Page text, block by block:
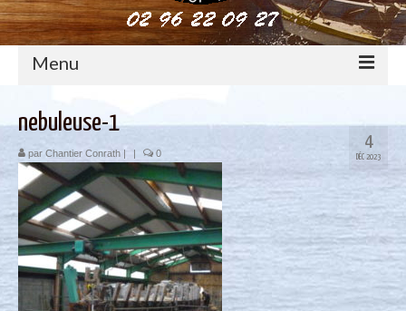
Menu
construction : le métier de charpentier de marine
Restauration de bateaux bois
Nous contacter
Actualités
4
DÉC 2023
nebuleuse-1
par Chantier Conrath | | 0